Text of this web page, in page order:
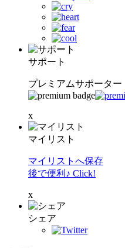
サポート
プレミアムサポーター
x
マイリスト
マイリストへ保存
後で便利♪ Click!
x
シェア